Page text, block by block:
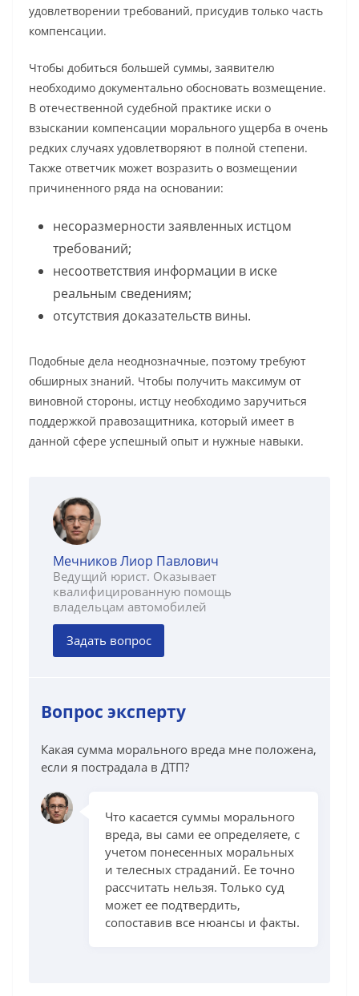
удовлетворении требований, присудив только часть
компенсации.
Чтобы добиться большей суммы, заявителю
необходимо документально обосновать возмещение.
В отечественной судебной практике иски о
взыскании компенсации морального ущерба в очень
редких случаях удовлетворяют в полной степени.
Также ответчик может возразить о возмещении
причиненного ряда на основании:
несоразмерности заявленных истцом
требований;
несоответствия информации в иске
реальным сведениям;
отсутствия доказательств вины.
Подобные дела неоднозначные, поэтому требуют
обширных знаний. Чтобы получить максимум от
виновной стороны, истцу необходимо заручиться
поддержкой правозащитника, который имеет в
данной сфере успешный опыт и нужные навыки.
Мечников Лиор Павлович
Ведущий юрист. Оказывает
квалифицированную помощь
владельцам автомобилей
Задать вопрос
Вопрос эксперту
Какая сумма морального вреда мне положена,
если я пострадала в ДТП?
Что касается суммы морального
вреда, вы сами ее определяете, с
учетом понесенных моральных
и телесных страданий. Ее точно
рассчитать нельзя. Только суд
может ее подтвердить,
сопоставив все нюансы и факты.